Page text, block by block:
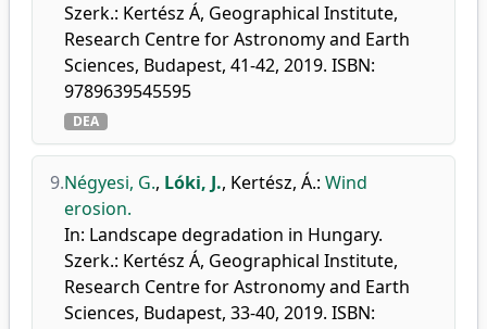
Szerk.: Kertész Á, Geographical Institute,
Research Centre for Astronomy and Earth
Sciences, Budapest, 41-42, 2019. ISBN:
9789639545595
DEA
9.Négyesi, G., Lóki, J., Kertész, Á.: Wind
erosion.
In: Landscape degradation in Hungary.
Szerk.: Kertész Á, Geographical Institute,
Research Centre for Astronomy and Earth
Sciences, Budapest, 33-40, 2019. ISBN: